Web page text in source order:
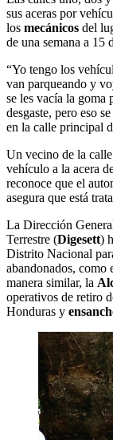
sus aceras por
los mecánicos del
de una semana a 15
“Yo tengo los
van parqueando y
se les vacía la goma
desgaste, pero eso
en la calle principal
Un vecino de la
vehículo a la acera
reconoce que el
asegura que está
La Dirección
Terrestre (Digesett)
Distrito Nacional
abandonados, como
manera similar, la
operativos de retiro
Honduras y